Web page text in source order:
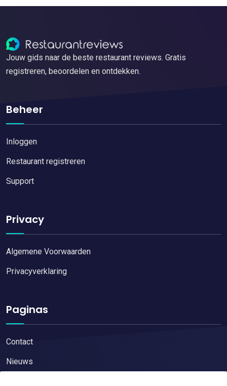
Jouw gids naar de beste restaurant reviews. Gratis
registreren, beoordelen en ontdekken.
Beheer
Inloggen
Restaurant registreren
Support
Privacy
Algemene Voorwaarden
Privacyverklaring
Paginas
Contact
Nieuws